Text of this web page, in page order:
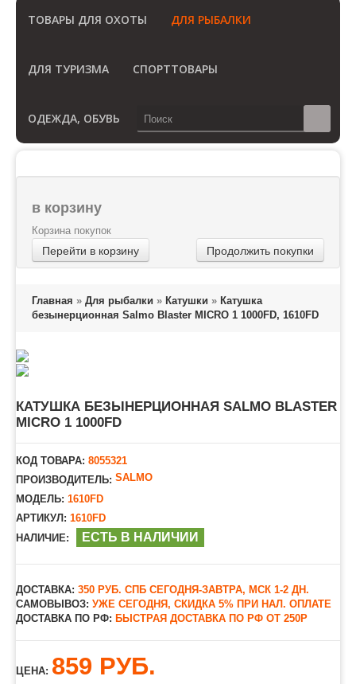
ТОВАРЫ ДЛЯ ОХОТЫ ДЛЯ РЫБАЛКИ
ДЛЯ ТУРИЗМА СПОРТТОВАРЫ
ОДЕЖДА, ОБУВЬ
в корзину
Корзина покупок
Перейти в корзину Продолжить покупки
Главная » Для рыбалки » Катушки » Катушка
безынерционная Salmo Blaster MICRO 1 1000FD, 1610FD
КАТУШКА БЕЗЫНЕРЦИОННАЯ SALMO BLASTER
MICRO 1 1000FD
КОД ТОВАРА: 8055321
ПРОИЗВОДИТЕЛЬ: SALMO
МОДЕЛЬ: 1610FD
АРТИКУЛ: 1610FD
НАЛИЧИЕ:
ЕСТЬ В НАЛИЧИИ
ДОСТАВКА: 350 РУБ. СПБ СЕГОДНЯ-ЗАВТРА, МСК 1-2 ДН.
САМОВЫВОЗ: УЖЕ СЕГОДНЯ, СКИДКА 5% ПРИ НАЛ. ОПЛАТЕ
ДОСТАВКА ПО РФ: БЫСТРАЯ ДОСТАВКА ПО РФ ОТ 250Р
ЦЕНА: 859 РУБ.